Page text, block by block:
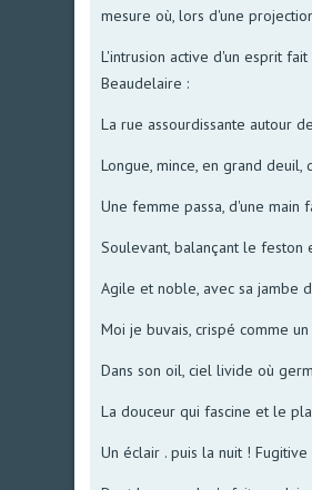
mesure où, lors d'une
L'intrusion active d'un esprit
Beaudelaire :
La rue assourdissante autour
Longue, mince, en grand deuil,
Une femme passa, d'une main
Soulevant, balançant le feston
Agile et noble, avec sa jambe
Moi je buvais, crispé comme
Dans son oil, ciel livide où
La douceur qui fascine et le
Un éclair . puis la nuit !